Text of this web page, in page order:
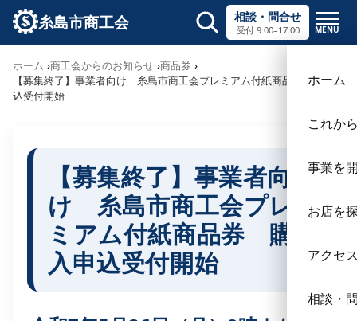
糸島市商工会 相談・問合せ
受付 9:00–17:00 MENU
サイト内検索
ホーム
これか
事業を
お店を
アクセ
相談・
ホーム 商工会からのお知らせ 商品券
【募集終了】事業者向け 糸島市商工会プレミアム付紙商品券 購入申
込受付開始
【募集終了】事業者向
け 糸島市商工会プレ
ミアム付紙商品券 購
入申込受付開始